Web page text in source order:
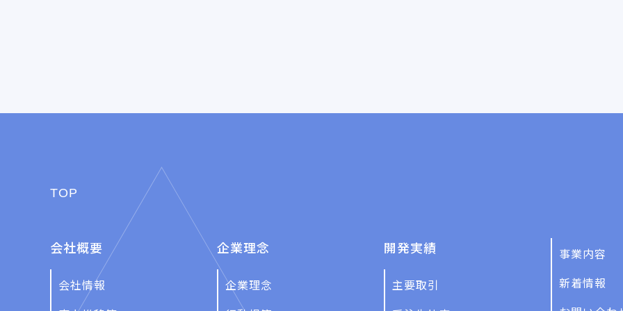
TOP
会社概要
会社情報
企業理念
企業理念
開発実績
主要取引
事業内容
新着情報